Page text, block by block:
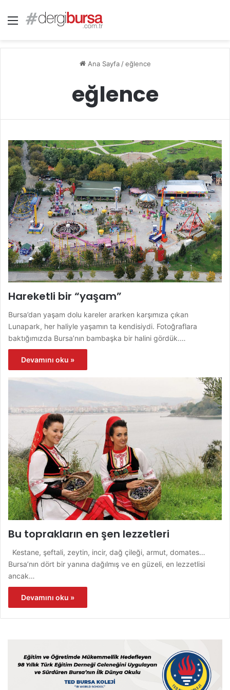
Menü
Ana Sayfa / eğlence
eğlence
Hareketli bir “yaşam”
Bursa’dan yaşam dolu kareler ararken karşımıza çıkan
Lunapark, her haliyle yaşamın ta kendisiydi. Fotoğraflara
baktığımızda Bursa’nın bambaşka bir halini gördük.…
Devamını oku »
Bu toprakların en şen lezzetleri
Kestane, şeftali, zeytin, incir, dağ çileği, armut, domates…
Bursa’nın dört bir yanına dağılmış ve en güzeli, en lezzetlisi
ancak…
Devamını oku »